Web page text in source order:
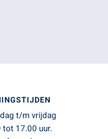
t/m vrijdag
tot 17.00 uur.